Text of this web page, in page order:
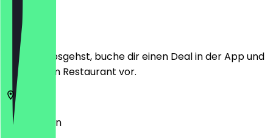
Ort
Bevor du losgehst, buche dir einen Deal in der App und
zeige ihn im Restaurant vor.
10785
Berlin